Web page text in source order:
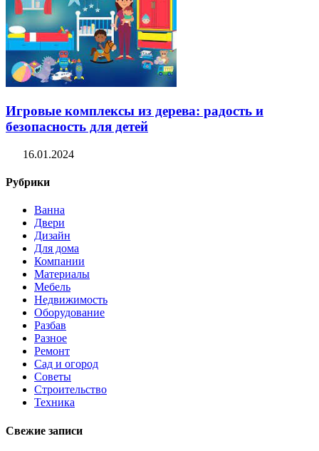
Игровые комплексы из дерева: радость и
безопасность для детей
16.01.2024
Рубрики
Ванна
Двери
Дизайн
Для дома
Компании
Материалы
Мебель
Недвижимость
Оборудование
Разбав
Разное
Ремонт
Сад и огород
Советы
Строительство
Техника
Свежие записи